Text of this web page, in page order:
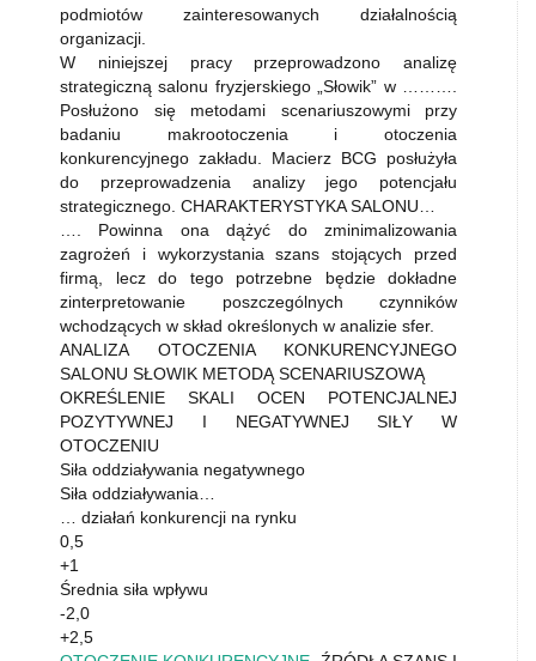
podmiotów zainteresowanych działalnością
organizacji.
W niniejszej pracy przeprowadzono analizę
strategiczną salonu fryzjerskiego „Słowik” w ……….
Posłużono się metodami scenariuszowymi przy
badaniu makrootoczenia i otoczenia
konkurencyjnego zakładu. Macierz BCG posłużyła
do przeprowadzenia analizy jego potencjału
strategicznego. CHARAKTERYSTYKA SALONU…
…. Powinna ona dążyć do zminimalizowania
zagrożeń i wykorzystania szans stojących przed
firmą, lecz do tego potrzebne będzie dokładne
zinterpretowanie poszczególnych czynników
wchodzących w skład określonych w analizie sfer.
ANALIZA OTOCZENIA KONKURENCYJNEGO
SALONU SŁOWIK METODĄ SCENARIUSZOWĄ
OKREŚLENIE SKALI OCEN POTENCJALNEJ
POZYTYWNEJ I NEGATYWNEJ SIŁY W
OTOCZENIU
Siła oddziaływania negatywnego
Siła oddziaływania…
… działań konkurencji na rynku
0,5
+1
Średnia siła wpływu
-2,0
+2,5